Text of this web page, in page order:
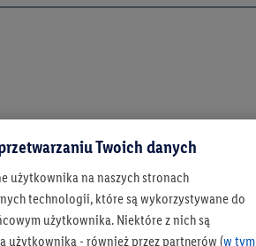
Twoich danych
użytkownika na naszych stronach
technologii, które są wykorzystywane do
użytkownika. Niektóre z nich są
użytkownika - również przez partnerów (w tym